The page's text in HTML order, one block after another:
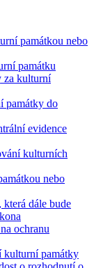
památkou nebo
památku
za kulturní
památky do
evidence
kulturních
nebo
dále bude
ochranu
kulturní památky